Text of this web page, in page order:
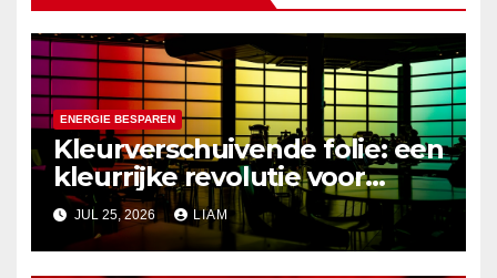
ENERGIE BESPAREN
Kleurverschuivende folie: een
kleurrijke revolutie voor
energiebesparende ramen
JUL 25, 2026 LIAM